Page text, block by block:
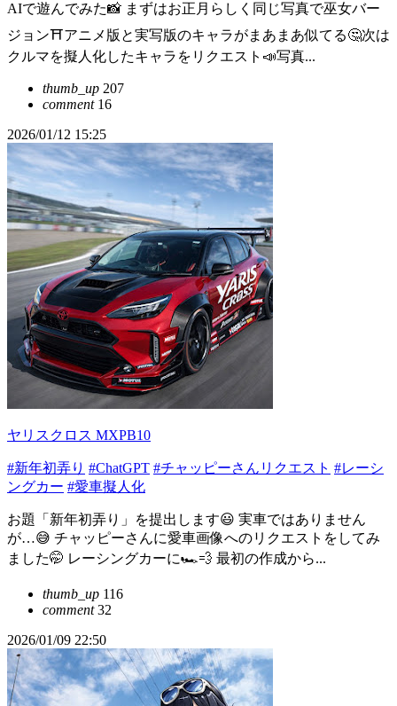
AIで遊んでみた📸 まずはお正月らしく同じ写真で巫女バー
ジョン⛩️アニメ版と実写版のキャラがまあまあ似てる🤔次は
クルマを擬人化したキャラをリクエスト📣写真...
thumb_up 207
comment16
2026/01/12 15:25
ヤリスクロス MXPB10
#新年初弄り #ChatGPT #チャッピーさんリクエスト #レーシ
ングカー #愛車擬人化
お題「新年初弄り」を提出します😃 実車ではありません
が…😅 チャッピーさんに愛車画像へのリクエストをしてみ
ました🤭 レーシングカーに🏎️💨 最初の作成から...
thumb_up 116
comment32
2026/01/09 22:50